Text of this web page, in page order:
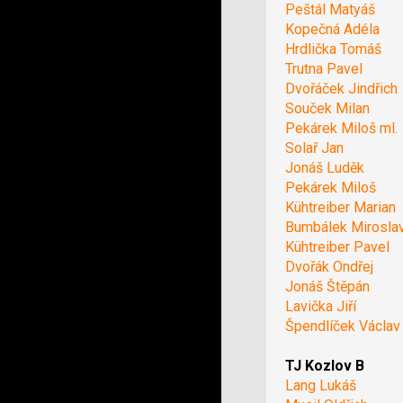
Peštál Matyáš
Kopečná Adéla
Hrdlička Tomáš
Trutna Pavel
Dvořáček Jindřich
Souček Milan
Pekárek Miloš ml.
Solař Jan
Jonáš Luděk
Pekárek Miloš
Kühtreiber Marian
Bumbálek
Kühtreiber Pavel
Dvořák Ondřej
Jonáš Štěpán
Lavička Jiří
Špendlíček Václav
TJ Kozlov B
Lang Lukáš